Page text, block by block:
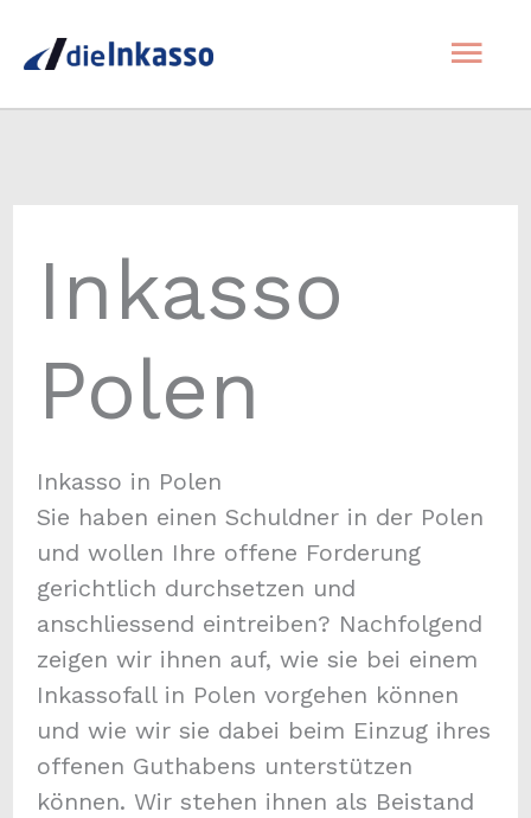
Inhalt
Inkasso
Polen
Inkasso in Polen
Sie haben einen Schuldner in der Polen
und wollen Ihre offene Forderung
gerichtlich durchsetzen und
anschliessend eintreiben? Nachfolgend
zeigen wir ihnen auf, wie sie bei einem
Inkassofall in Polen vorgehen können
und wie wir sie dabei beim Einzug ihres
offenen Guthabens unterstützen
können. Wir stehen ihnen als Beistand